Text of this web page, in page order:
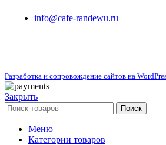
info@cafe-randewu.ru
Разработка и сопровождение сайтов на
Закрыть
Поиск
Меню
Категории товаров